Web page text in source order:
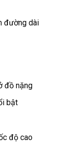
đường dài
đồ nặng
bật
độ cao